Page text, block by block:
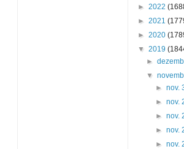
► 2022
► 2021
► 2020
▼ 2019
►
▼
► nov.
► nov.
► nov.
► nov.
► nov.